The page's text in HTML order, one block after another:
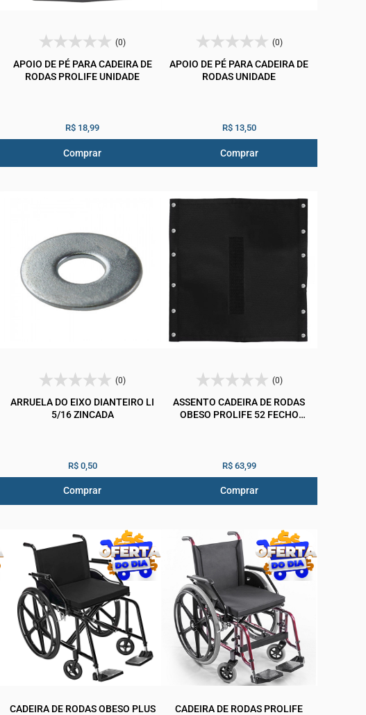
(0)
APOIO DE PÉ PARA CADEIRA DE
RODAS PROLIFE UNIDADE
R$ 18,99
Comprar
(0)
APOIO DE PÉ PARA CADEIRA DE
RODAS UNIDADE
R$ 13,50
Comprar
(0)
ARRUELA DO EIXO DIANTEIRO LI
5/16 ZINCADA
R$ 0,50
Comprar
(0)
ASSENTO CADEIRA DE RODAS
OBESO PROLIFE 52 FECHO
R$ 63,99
Comprar
CADEIRA DE RODAS OBESO PLUS
CADEIRA DE RODAS PROLIFE